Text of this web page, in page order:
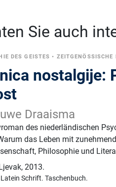
Sie auch
DES GEISTES • ZEITGENÖSSISCHE
nostalgije:
Draaisma
des niederländischen
das Leben mit
Philosophie und
,2013.
Latein Schrift.Taschenbuch.